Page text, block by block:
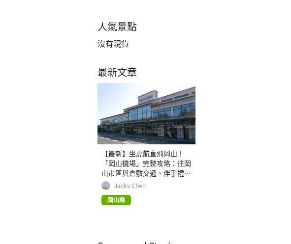
人氣景點
沒有現貨
最新文章
【最新】坐虎航直飛岡山！
「岡山機場」完整攻略：往岡
山市區與倉敷交通、伴手禮、
美食資訊Jacky Chen
岡山縣